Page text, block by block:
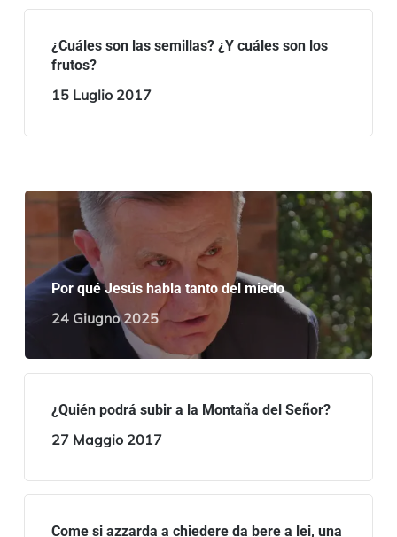
¿Cuáles son las semillas? ¿Y cuáles son los
frutos?
15 Luglio 2017
Por qué Jesús habla tanto del miedo
24 Giugno 2025
¿Quién podrá subir a la Montaña del Señor?
27 Maggio 2017
Come si azzarda a chiedere da bere a lei, una